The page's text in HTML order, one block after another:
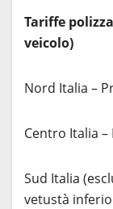
Tariffe
veicolo)
Nord Italia –
Centro Italia
Sud Italia
vetustà